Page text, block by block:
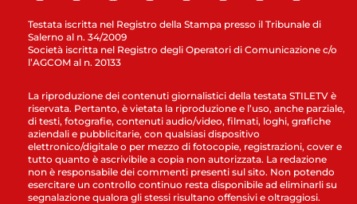
Testata iscritta nel Registro della Stampa presso il Tribunale di
Salerno al n. 34/2009
Società iscritta nel Registro degli Operatori di Comunicazione c/o
l’AGCOM al n. 20133
La riproduzione dei contenuti giornalistici della testata STILETV è
riservata. Pertanto, è vietata la riproduzione e l’uso, anche parziale,
di testi, fotografie, contenuti audio/video, filmati, loghi, grafiche
aziendali e pubblicitarie, con qualsiasi dispositivo
elettronico/digitale o per mezzo di fotocopie, registrazioni, cover e
tutto quanto è ascrivibile a copia non autorizzata. La redazione
non è responsabile dei commenti presenti sul sito. Non potendo
esercitare un controllo continuo resta disponibile ad eliminarli su
segnalazione qualora gli stessi risultano offensivi e oltraggiosi.